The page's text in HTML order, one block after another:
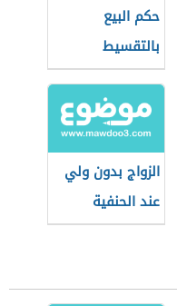
حكم البيع
بالتقسيط
الزواج بدون ولي
عند الحنفية